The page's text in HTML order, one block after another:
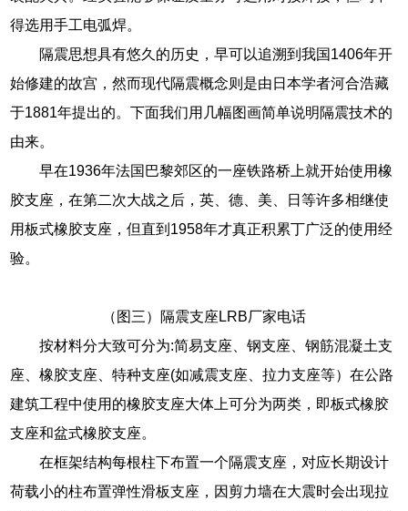
得选用手工电弧焊。
隔震思想具有悠久的历史，早可以追溯到我国1406年开
始修建的故宫，然而现代隔震概念则是由日本学者河合浩藏
于1881年提出的。下面我们用几幅图画简单说明隔震技术的
由来。
早在1936年法国巴黎郊区的一座铁路桥上就开始使用橡
胶支座，在第二次大战之后，英、德、美、日等许多相继使
用板式橡胶支座，但直到1958年才真正积累丁广泛的使用经
验。
（图三）隔震支座LRB厂家电话
按材料分大致可分为:简易支座、钢支座、钢筋混凝土支
座、橡胶支座、特种支座(如减震支座、拉力支座等）在公路
建筑工程中使用的橡胶支座大体上可分为两类，即板式橡胶
支座和盆式橡胶支座。
在框架结构每根柱下布置一个隔震支座，对应长期设计
荷载小的柱布置弹性滑板支座，因剪力墙在大震时会出现拉